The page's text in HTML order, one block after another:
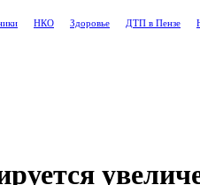
НКО Здоровье ДТП в Пензе